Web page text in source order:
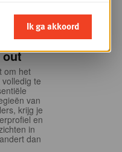
toeval!
out
om het
te
van
krijg je
en
in
dan
Ik ga akkoord